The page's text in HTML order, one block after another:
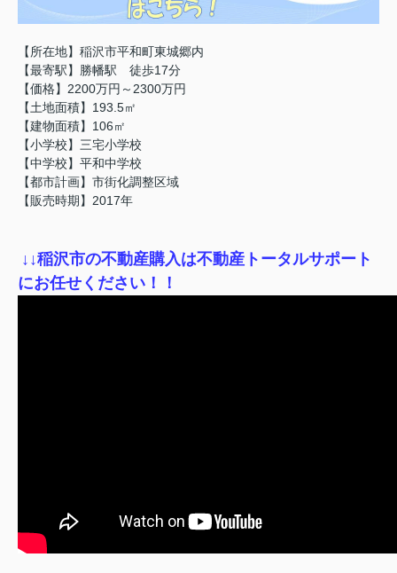
【所在地】稲沢市平和町東城郷内
【最寄駅】勝幡駅 徒歩17分
【価格】2200万円～2300万円
【土地面積】193.5㎡
【建物面積】106㎡
【小学校】三宅小学校
【中学校】平和中学校
【都市計画】市街化調整区域
【販売時期】2017年
↓ ↓稲沢市の不動産購入は不動産トータルサポート
にお任せください！！